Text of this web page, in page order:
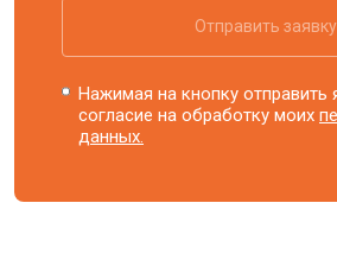
Отправить заявку
Нажимая на кнопку отправить
согласие на обработку моих
данных.